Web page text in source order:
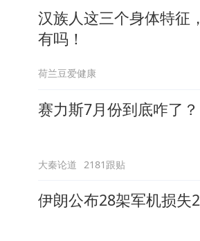
把党建设
汉族人这三个身体特征
有吗！
荷兰豆爱健康
赛力斯7月份到底咋了？
大秦论道 2181跟贴
伊朗公布28架军机损失